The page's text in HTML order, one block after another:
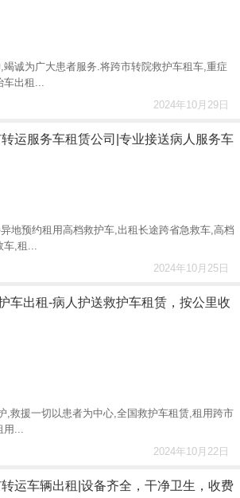
竭诚为广大患者服务.将跨市转院救护车租车,重症
车出租...
2024年10月29日
运服务车租赁公司|专业接送病人服务车
地预约租用高档救护车,出租长途跨省急救车,高档
车,租...
2024年10月25日
车出租-病人护送救护车租赁，按公里收
,救援一切以患者为中心,全国救护车租赁,租用跨市
用...
2024年10月22日
运车辆出租|设备齐全，干净卫生，收费